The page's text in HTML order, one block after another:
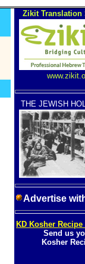
Zikit Translation
THE JEWISH
Advertise
KD Kosher
Send us
Kosher